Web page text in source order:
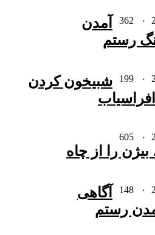
۰
آمدن
رستم
۰
شبیخون کردن
۰
را از چاه
۰
آگاهى
رستم